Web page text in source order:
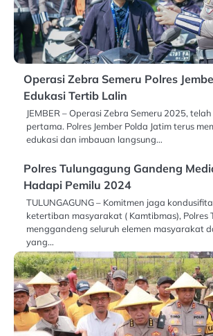
Operasi Zebra Semeru Polres
Edukasi Tertib Lalin
JEMBER – Operasi Zebra Semeru 2025,
pertama. Polres Jember Polda Jatim terus
edukasi dan imbauan langsung…
Polres Tulungagung Gandeng
Hadapi Pemilu 2024
TULUNGAGUNG – Komitmen jaga
ketertiban masyarakat ( Kamtibmas), Polres
menggandeng seluruh elemen masyarakat
yang…